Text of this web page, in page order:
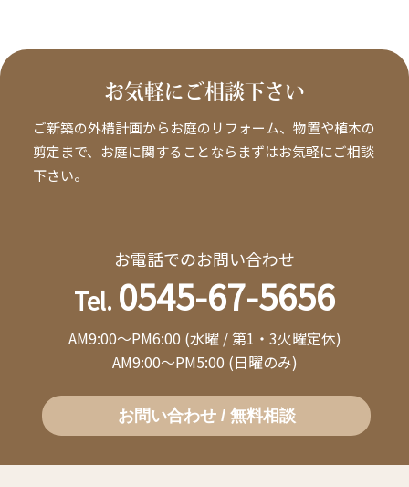
お気軽にご相談下さい
ご新築の外構計画からお庭のリフォーム、物置や植木の
剪定まで、お庭に関することならまずはお気軽にご相談
下さい。
お電話でのお問い合わせ
Tel. 0545-67-5656
AM9:00～PM6:00 (水曜 / 第1・3火曜定休)
AM9:00～PM5:00 (日曜のみ)
お問い合わせ / 無料相談